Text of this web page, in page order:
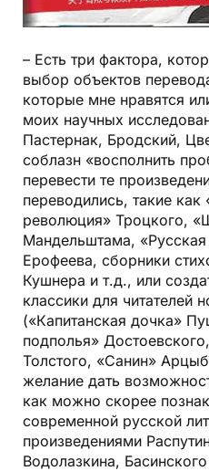
– Есть три фактора,
выбор объектов
которые мне нравятся
моих научных
Пастернак, Бродский,
соблазн «восполнить
перевести те
переводились, такие как
революция» Троцкого,
Мандельштама,
Ерофеева, сборники
Кушнера и т.д., или
классики для читателей
(«Капитанская дочка»
подполья»
Толстого, «Санин»
желание дать
как можно скорее
современной русской
произведениями
Водолазкина,